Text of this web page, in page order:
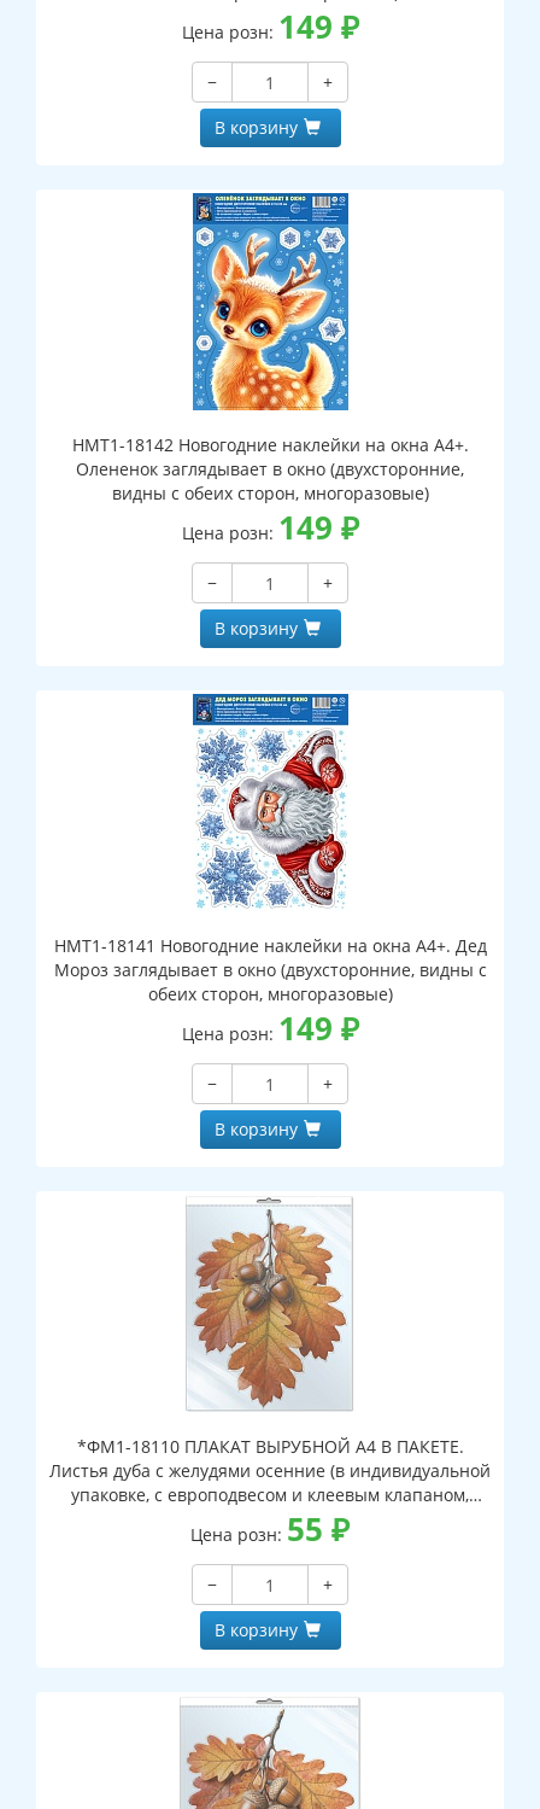
Цена розн: 149 ₽
−
+
В корзину
НМТ1-18142 Новогодние наклейки на окна А4+.
Олененок заглядывает в окно (двухсторонние,
видны с обеих сторон, многоразовые)
Цена розн: 149 ₽
−
+
В корзину
НМТ1-18141 Новогодние наклейки на окна А4+. Дед
Мороз заглядывает в окно (двухсторонние, видны с
обеих сторон, многоразовые)
Цена розн: 149 ₽
−
+
В корзину
*ФМ1-18110 ПЛАКАТ ВЫРУБНОЙ А4 В ПАКЕТЕ.
Листья дуба с желудями осенние (в индивидуальной
упаковке, с европодвесом и клеевым клапаном,
двухсторонний, ВД-лак)
Цена розн: 55 ₽
−
+
В корзину